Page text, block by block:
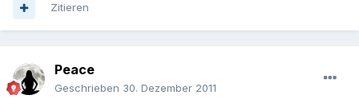
Zitieren
Peace
Geschrieben 30. Dezember 2011